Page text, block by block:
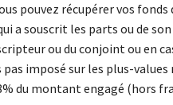
pouvez récupérer vos
a souscrit les parts ou de
ou du conjoint ou en
pas imposé sur les plus-
du montant engagé (hors